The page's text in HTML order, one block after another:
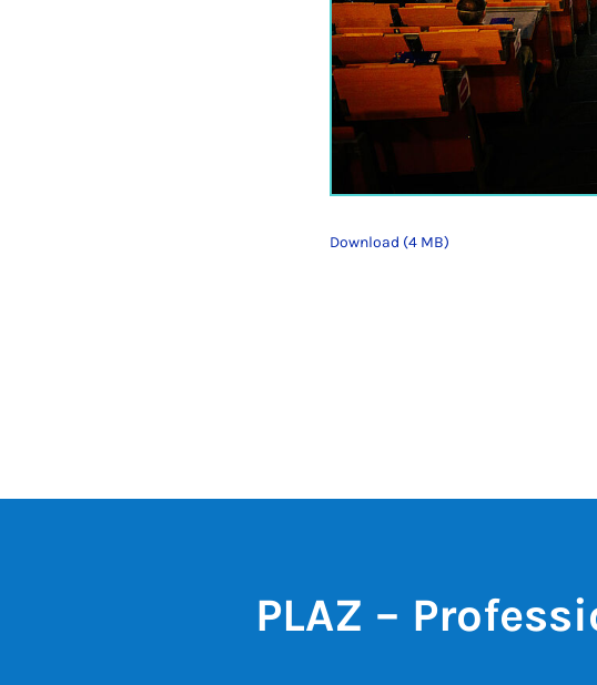
Download (4 MB)
PLAZ –